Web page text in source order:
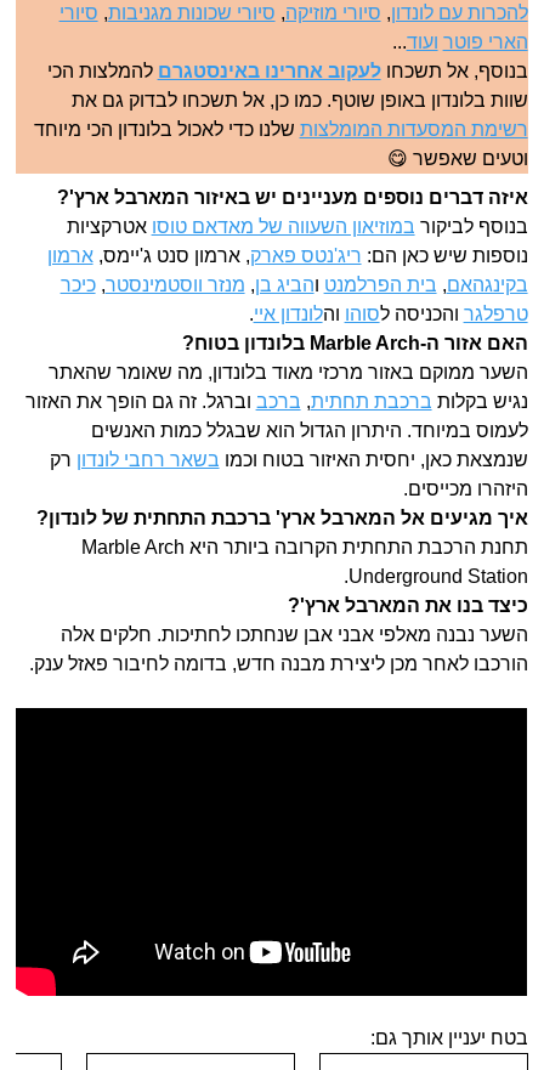
להכרות עם לונדון, סיורי מוזיקה, סיורי שכונות מגניבות, סיורי
הארי פוטר ועוד...
בנוסף, אל תשכחולעקוב אחרינו באינסטגרם להמלצות הכי
שוות בלונדון באופן שוטף. כמו כן, אל תשכחו לבדוק גם את
רשימת המסעדות המומלצות שלנו כדי לאכול בלונדון הכי מיוחד
וטעים שאפשר 😋
איזה דברים נוספים מעניינים יש באיזור המארבל ארץ'?
בנוסף לביקור במוזיאון השעווה של מאדאם טוסו אטרקציות
נוספות שיש כאן הם: ריג'נטס פארק, ארמון סנט ג'יימס,ארמון
בקינגהאם, בית הפרלמנט והביג בן, מנזר ווסטמינסטר,כיכר
טרפלגר והכניסה לסוהו והלונדון איי.
האם אזור ה-Marble Arch בלונדון בטוח?
השער ממוקם באזור מרכזי מאוד בלונדון, מה שאומר שהאתר
נגיש בקלות ברכבת תחתית, ברכב וברגל. זה גם הופך את האזור
לעמוס במיוחד. היתרון הגדול הוא שבגלל כמות האנשים
שנמצאת כאן, יחסית האיזור בטוח וכמו בשאר רחבי לונדון רק
היזהרו מכייסים.
איך מגיעים אל המארבל ארץ' ברכבת התחתית של לונדון?
תחנת הרכבת התחתית הקרובה ביותר היא Marble Arch
Underground Station.
כיצד בנו את המארבל ארץ'?
השער נבנה מאלפי אבני אבן שנחתכו לחתיכות. חלקים אלה
הורכבו לאחר מכן ליצירת מבנה חדש, בדומה לחיבור פאזל ענק.
בטח יעניין אותך גם: